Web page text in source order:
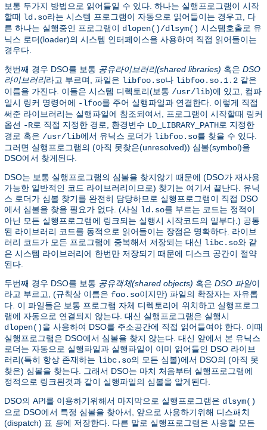
보통 두가지 방법으로 읽어들일 수 있다. 하나는 실행프로그램이 시작
할때 ld.so라는 시스템 프로그램이 자동으로 읽어들이는 경우고, 다
른 하나는 실행중인 프로그램이 dlopen()/dlsym() 시스템호출로 유
닉스 로더(loader)의 시스템 인터페이스을 사용하여 직접 읽어들이는
경우다.
첫번째 경우 DSO를 보통 공유라이브러리(shared libraries) 혹은 DSO
라이브러리라고 부르며, 파일은 libfoo.so나 libfoo.so.1.2 같은
이름을 가진다. 이들은 시스템 디렉토리(보통 /usr/lib)에 있고, 컴파
일시 링커 명령어에 -lfoo를 주어 실행파일과 연결한다. 이렇게 직접
써준 라이브러리는 실행파일에 참조되여서, 프로그램이 시작할때 링커
옵션 -R로 직접 지정한 경로, 환경변수 LD_LIBRARY_PATH로 지정한
경로 혹은 /usr/lib에서 유닉스 로더가 libfoo.so를 찾을 수 있다.
그러면 실행프로그램의 (아직 못찾은(unresolved)) 심볼(symbol)을
DSO에서 찾게된다.
DSO는 보통 실행프로그램의 심볼을 찾지않기 때문에 (DSO가 재사용
가능한 일반적인 코드 라이브러리이므로) 찾기는 여기서 끝난다. 유닉
스 로더가 심볼 찾기를 완전히 담당하므로 실행프로그램이 직접 DSO
에서 심볼을 찾을 필요가 없다. (사실 ld.so를 부르는 코드는 정적이
아닌 모든 실행프로그램에 링크되는 실행시 시작코드의 일부다.) 공통
된 라이브러리 코드를 동적으로 읽어들이는 장점은 명확하다. 라이브
러리 코드가 모든 프로그램에 중복해서 저장되는 대신 libc.so와 같
은 시스템 라이브러리에 한번만 저장되기 때문에 디스크 공간이 절약
된다.
두번째 경우 DSO를 보통 공유객체(shared objects) 혹은 DSO 파일이
라고 부르고, (규칙상 이름은 foo.so이지만) 파일의 확장자는 자유롭
다. 이 파일들은 보통 프로그램 자체 디렉토리에 위치하고 실행프로그
램에 자동으로 연결되지 않는다. 대신 실행프로그램은 실행시
dlopen()을 사용하여 DSO를 주소공간에 직접 읽어들여야 한다. 이때
실행프로그램은 DSO에서 심볼을 찾지 않는다. 대신 앞에서 본 유닉스
로더는 자동으로 실행파일과 실행파일이 이미 읽어들인 DSO 라이브
러리(특히 항상 존재하는 libc.so의 모든 심볼)에서 DSO의 (아직 못
찾은) 심볼을 찾는다. 그래서 DSO는 마치 처음부터 실행프로그램에
정적으로 링크된것과 같이 실행파일의 심볼을 알게된다.
DSO의 API를 이용하기위해서 마지막으로 실행프로그램은 dlsym()
으로 DSO에서 특정 심볼을 찾아서, 앞으로 사용하기위해 디스패치
(dispatch) 표 등에 저장한다. 다른 말로 실행프로그램은 사용할 모든